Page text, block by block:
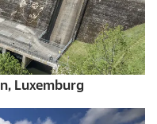
Luxemburg